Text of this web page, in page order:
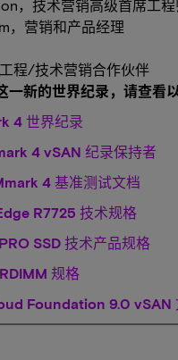
，技术营销高级首席工程
，营销和产品经理
程/技术营销合作伙伴
一新的世界纪录，请查看以
4 世界纪录
4 vSAN 纪录保持者
4 基准测试文档
R7725 技术规格
SSD 技术产品规格
规格
Foundation 9.0 vSAN